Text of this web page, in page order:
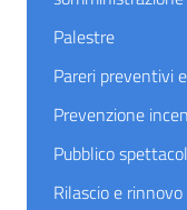
Palestre
Pareri preventivi
Prevenzione
Pubblico
Rilascio e